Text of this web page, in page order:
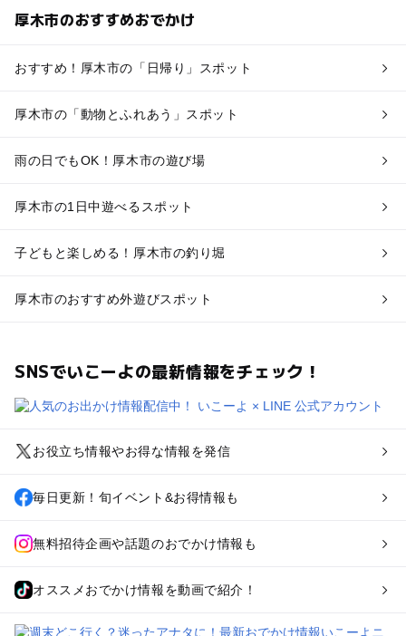
厚木市のおすすめおでかけ
おすすめ！厚木市の「日帰り」スポット
厚木市の「動物とふれあう」スポット
雨の日でもOK！厚木市の遊び場
厚木市の1日中遊べるスポット
子どもと楽しめる！厚木市の釣り堀
厚木市のおすすめ外遊びスポット
SNSでいこーよの最新情報をチェック！
お役立ち情報やお得な情報を発信
毎日更新！旬イベント&お得情報も
無料招待企画や話題のおでかけ情報も
オススメおでかけ情報を動画で紹介！